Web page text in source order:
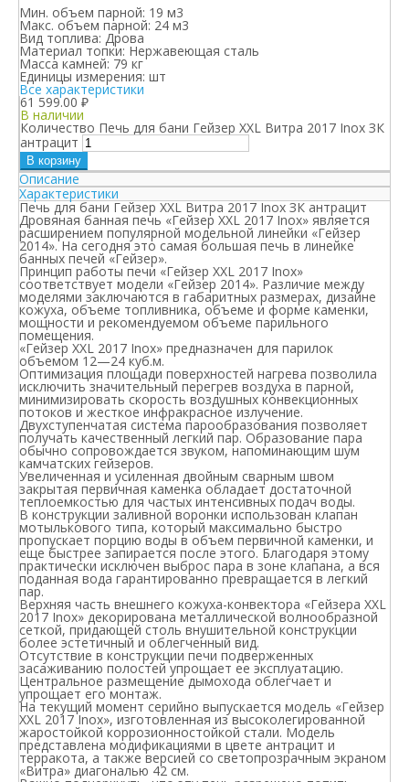
Мин. объем парной: 19 м3
Макс. объем парной: 24 м3
Вид топлива: Дрова
Материал топки: Нержавеющая сталь
Масса камней: 79 кг
Единицы измерения: шт
Все характеристики
61 599.00 ₽
В наличии
Количество Печь для бани Гейзер XXL Витра 2017 Inox ЗК
антрацит
В корзину
Описание
Характеристики
Печь для бани Гейзер XXL Витра 2017 Inox ЗК антрацит
Дровяная банная печь «Гейзер XXL 2017 Inox» является
расширением популярной модельной линейки «Гейзер
2014». На сегодня это самая большая печь в линейке
банных печей «Гейзер».
Принцип работы печи «Гейзер XXL 2017 Inox»
соответствует модели «Гейзер 2014». Различие между
моделями заключаются в габаритных размерах, дизайне
кожуха, объеме топливника, объеме и форме каменки,
мощности и рекомендуемом объеме парильного
помещения.
«Гейзер XXL 2017 Inox» предназначен для парилок
объемом 12—24 куб.м.
Оптимизация площади поверхностей нагрева позволила
исключить значительный перегрев воздуха в парной,
минимизировать скорость воздушных конвекционных
потоков и жесткое инфракрасное излучение.
Двухступенчатая система парообразования позволяет
получать качественный легкий пар. Образование пара
обычно сопровождается звуком, напоминающим шум
камчатских гейзеров.
Увеличенная и усиленная двойным сварным швом
закрытая первичная каменка обладает достаточной
теплоемкостью для частых интенсивных подач воды.
В конструкции заливной воронки использован клапан
мотылькового типа, который максимально быстро
пропускает порцию воды в объем первичной каменки, и
еще быстрее запирается после этого. Благодаря этому
практически исключен выброс пара в зоне клапана, а вся
поданная вода гарантированно превращается в легкий
пар.
Верхняя часть внешнего кожуха-конвектора «Гейзера XXL
2017 Inox» декорирована металлической волнообразной
сеткой, придающей столь внушительной конструкции
более эстетичный и облегченный вид.
Отсутствие в конструкции печи подверженных
засаживанию полостей упрощает ее эксплуатацию.
Центральное размещение дымохода облегчает и
упрощает его монтаж.
На текущий момент серийно выпускается модель «Гейзер
XXL 2017 Inox», изготовленная из высоколегированной
жаростойкой коррозионностойкой стали. Модель
представлена модификациями в цвете антрацит и
терракота, а также версией со светопрозрачным экраном
«Витра» диагональю 42 см.